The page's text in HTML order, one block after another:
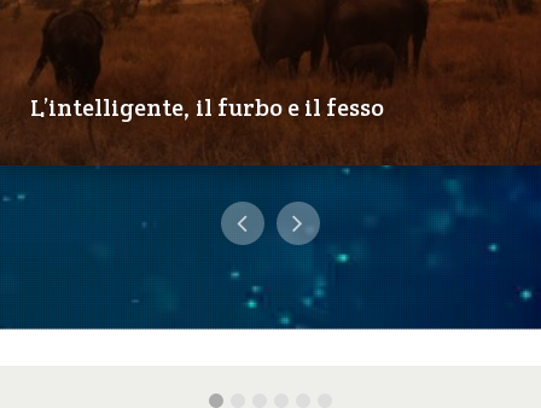
L’intelligente, il furbo e il fesso